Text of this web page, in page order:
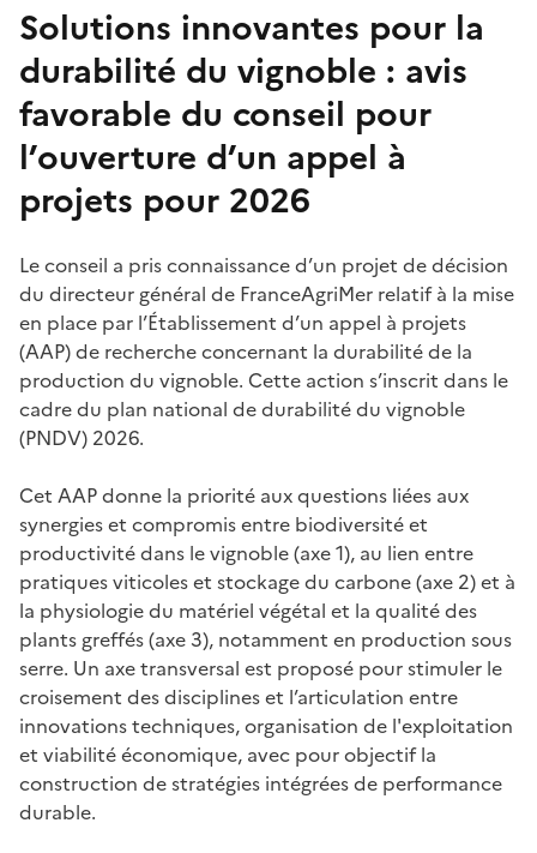
Solutions innovantes pour la
durabilité du vignoble : avis
favorable du conseil pour
l’ouverture d’un appel à
projets pour 2026
Le conseil a pris connaissance d’un projet de décision
du directeur général de FranceAgriMer relatif à la mise
en place par l’Établissement d’un appel à projets
(AAP) de recherche concernant la durabilité de la
production du vignoble. Cette action s’inscrit dans le
cadre du plan national de durabilité du vignoble
(PNDV) 2026.
Cet AAP donne la priorité aux questions liées aux
synergies et compromis entre biodiversité et
productivité dans le vignoble (axe 1), au lien entre
pratiques viticoles et stockage du carbone (axe 2) et à
la physiologie du matériel végétal et la qualité des
plants greffés (axe 3), notamment en production sous
serre. Un axe transversal est proposé pour stimuler le
croisement des disciplines et l’articulation entre
innovations techniques, organisation de l'exploitation
et viabilité économique, avec pour objectif la
construction de stratégies intégrées de performance
durable.